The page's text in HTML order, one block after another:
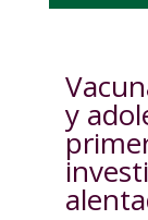
y